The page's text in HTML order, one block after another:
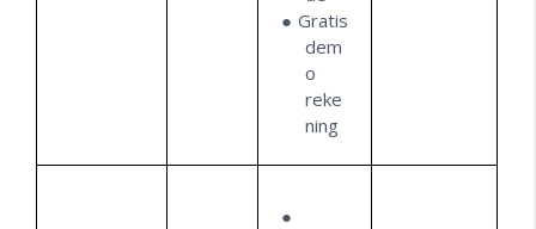
Gratis
dem
o
reke
ning